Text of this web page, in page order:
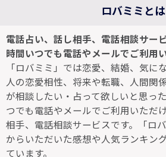
ロバミミとは
電話占い、話し相手、電話相談サー
時間いつでも電話やメールでご利用
「ロバミミ」では恋愛、結婚、気に
人の恋愛相性、将来や転職、人間関
が相談したい・占って欲しいと思っ
つでも電話やメールでご利用いただ
相手、電話相談サービスです。「ロ
からいただいた感想や人気ランキン
ています。